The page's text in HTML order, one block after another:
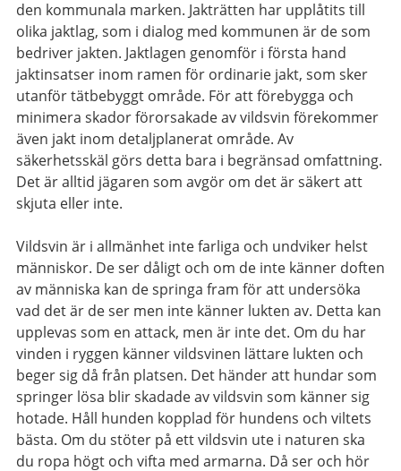
den kommunala marken. Jakträtten har upplåtits till
olika jaktlag, som i dialog med kommunen är de som
bedriver jakten. Jaktlagen genomför i första hand
jaktinsatser inom ramen för ordinarie jakt, som sker
utanför tätbebyggt område. För att förebygga och
minimera skador förorsakade av vildsvin förekommer
även jakt inom detaljplanerat område. Av
säkerhetsskäl görs detta bara i begränsad omfattning.
Det är alltid jägaren som avgör om det är säkert att
skjuta eller inte.
Vildsvin är i allmänhet inte farliga och undviker helst
människor. De ser dåligt och om de inte känner doften
av människa kan de springa fram för att undersöka
vad det är de ser men inte känner lukten av. Detta kan
upplevas som en attack, men är inte det. Om du har
vinden i ryggen känner vildsvinen lättare lukten och
beger sig då från platsen. Det händer att hundar som
springer lösa blir skadade av vildsvin som känner sig
hotade. Håll hunden kopplad för hundens och viltets
bästa. Om du stöter på ett vildsvin ute i naturen ska
du ropa högt och vifta med armarna. Då ser och hör